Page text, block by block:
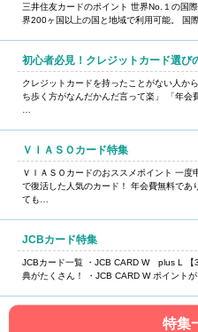
三井住友カードのポイント 世界No.１の国
界200ヶ国以上の国と地域で利用可能。 国
初心者必見！クレジットカード選び
クレジットカードを持ったことがない人か
ち歩く方がなんだかんだ言って楽」 「年会
ＶＩＡＳＯカード特集
ＶＩＡＳＯカードのおススメポイント 一
で復活した人気のカード！ 年会費無料であ
ても…
JCBカード特集
JCBカード一覧 ・JCB CARD W plus L 【
典がたくさん！ ・JCB CARD W ポイント
特集